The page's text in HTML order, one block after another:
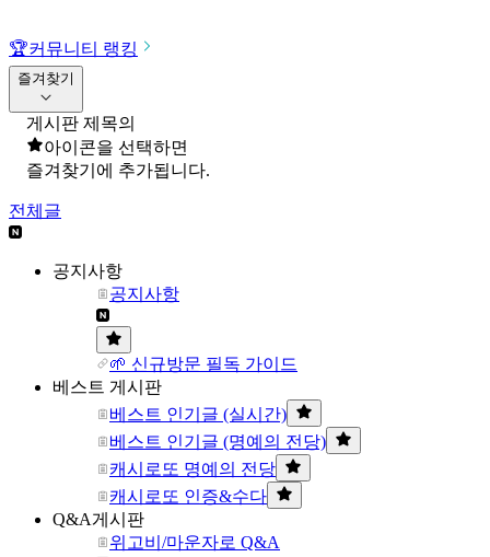
🏆커뮤니티 랭킹
즐겨찾기
게시판 제목의
아이콘을 선택하면
즐겨찾기에 추가됩니다.
전체글
공지사항
공지사항
🌱 신규방문 필독 가이드
베스트 게시판
베스트 인기글 (실시간)
베스트 인기글 (명예의 전당)
캐시로또 명예의 전당
캐시로또 인증&수다
Q&A게시판
위고비/마운자로 Q&A